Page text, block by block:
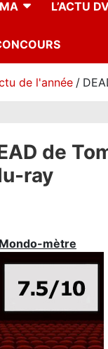
L’ACTU
de l'année
de
ray
Mondo-mètre